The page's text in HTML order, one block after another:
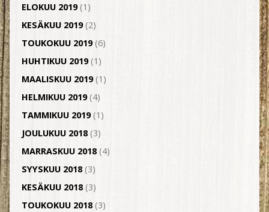
ELOKUU 2019(1)
KESÄKUU 2019(2)
TOUKOKUU 2019(6)
HUHTIKUU 2019(1)
MAALISKUU 2019(1)
HELMIKUU 2019(4)
TAMMIKUU 2019(1)
JOULUKUU 2018(3)
MARRASKUU 2018(4)
SYYSKUU 2018(3)
KESÄKUU 2018(3)
TOUKOKUU 2018(3)